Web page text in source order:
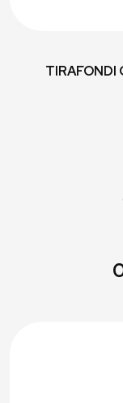
TIRAFONDI